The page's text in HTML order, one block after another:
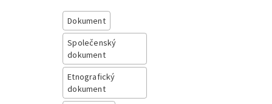
Dokument
Společenský
dokument
Etnografický
dokument